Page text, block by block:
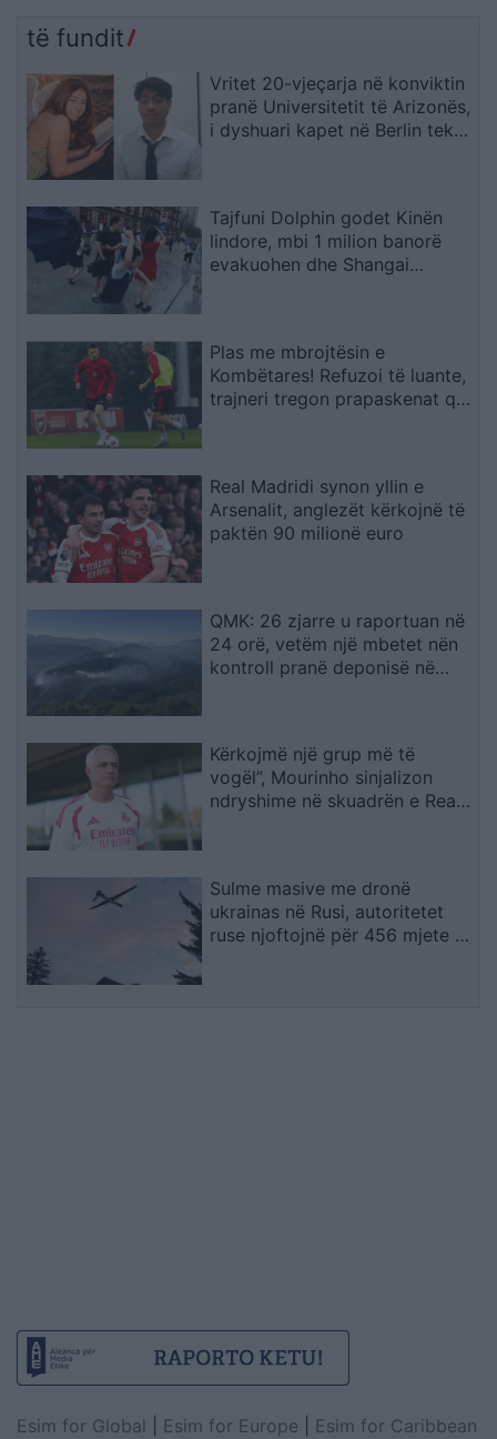
hibrid” rus
të fundit
Vritet 20-vjeçarja në konviktin
pranë Universitetit të Arizonës,
i dyshuari kapet në Berlin teksa
Tajfuni Dolphin godet Kinën
lindore, mbi 1 milion banorë
evakuohen dhe Shangai
Plas me mbrojtësin e
Kombëtares! Refuzoi të luante,
trajneri tregon prapaskenat që
Real Madridi synon yllin e
Arsenalit, anglezët kërkojnë të
paktën 90 milionë euro
QMK: 26 zjarre u raportuan në
24 orë, vetëm një mbetet nën
kontroll pranë deponisë në
Kërkojmë një grup më të
vogël”, Mourinho sinjalizon
ndryshime në skuadrën e Real
Sulme masive me dronë
ukrainas në Rusi, autoritetet
ruse njoftojnë për 456 mjete të
Esim for Global Esim for Europe
Esim for Caribbean